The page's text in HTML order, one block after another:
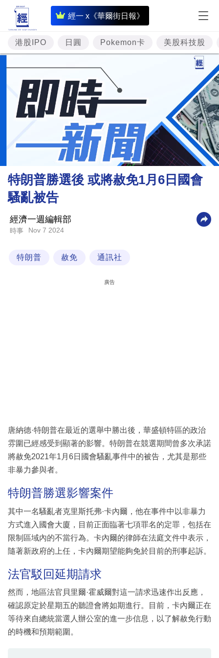
經一 x《華爾街日報》
即
時
財
經
專
題
投
資
樓
市
財
業
科
區
港股IPO 日圓 Pokemon卡 美股科技股
特朗普勝選後 或將赦免1月6日國會
騷亂被告
經濟一週編輯部
時事 Nov 7 2024
特朗普 赦免 通訊社
廣告
唐納德·特朗普在最近的選舉中勝出後，華盛頓特區的政治
雰圍已經感受到顯著的影響。特朗普在競選期間曾多次承諾
將赦免2021年1月6日國會騷亂事件中的被告，尤其是那些
非暴力參與者。
特朗普勝選影響案件
其中一名騷亂者克里斯托弗·卡內爾，他在事件中以非暴力
方式進入國會大廈，目前正面臨著七項罪名的定罪，包括在
限制區域內的不當行為。卡內爾的律師在法庭文件中表示，
隨著新政府的上任，卡內爾期望能夠免於目前的刑事起訴。
法官駁回延期請求
然而，地區法官貝里爾·霍威爾對這一請求迅速作出反應，
確認原定於星期五的聽證會將如期進行。目前，卡內爾正在
等待來自總統當選人辦公室的進一步信息，以了解赦免行動
的時機和預期範圍。